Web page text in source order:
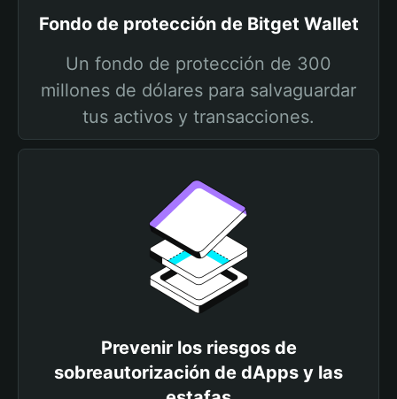
Fondo de protección de Bitget Wallet
Un fondo de protección de 300
millones de dólares para salvaguardar
tus activos y transacciones.
Prevenir los riesgos de
sobreautorización de dApps y las